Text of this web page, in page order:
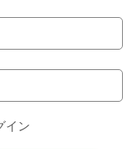
イン